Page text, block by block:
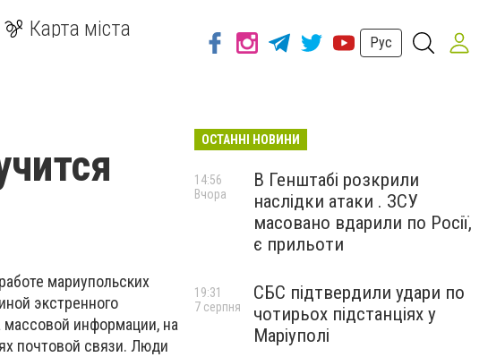
Карта міста
Рус
мариупольских
экстренного
информации, на
почтовой связи. Люди
ОСТАННІ НОВИНИ
В Генштабі розкрили
наслідки атаки . ЗСУ
масовано вдарили по Росії,
є прильоти
14:56
Вчора
СБС підтвердили удари по
чотирьох підстанціях у
Маріуполі
19:31
7 серпня